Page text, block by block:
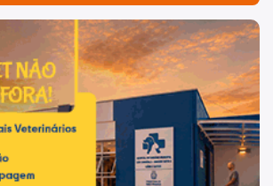
de Dados Pessoais
caramelo e uma gata rajada,